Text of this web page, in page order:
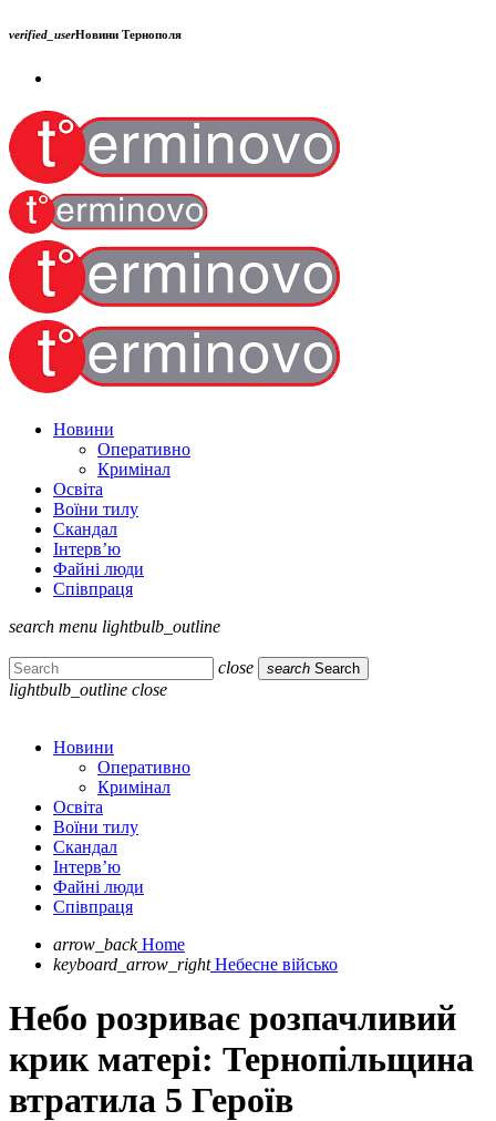
verified_userНовини Тернополя
Новини
Оперативно
Кримінал
Освіта
Воїни тилу
Скандал
Інтерв’ю
Файні люди
Співпраця
search menu lightbulb_outline
close search Search
lightbulb_outline close
Новини
Оперативно
Кримінал
Освіта
Воїни тилу
Скандал
Інтерв’ю
Файні люди
Співпраця
arrow_back Home
keyboard_arrow_right Небесне військо
Небо розриває розпачливий
крик матері: Тернопільщина
втратила 5 Героїв